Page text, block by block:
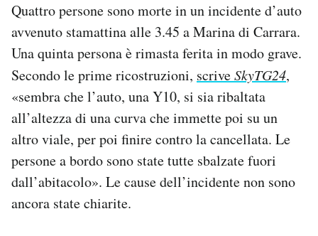
SHOP
CALENDARIO
AREA PERSONALE
Area Personale
Newsletter
Regala il Post
Quattro persone sono morte in un incidente d’auto
avvenuto stamattina alle 3.45 a Marina di Carrara.
Una quinta persona è rimasta ferita in modo grave.
Secondo le prime ricostruzioni, scriveSkyTG24,
«sembra che l’auto, una Y10, si sia ribaltata
all’altezza di una curva che immette poi su un
altro viale, per poi finire contro la cancellata. Le
persone a bordo sono state tutte sbalzate fuori
dall’abitacolo». Le cause dell’incidente non sono
ancora state chiarite.